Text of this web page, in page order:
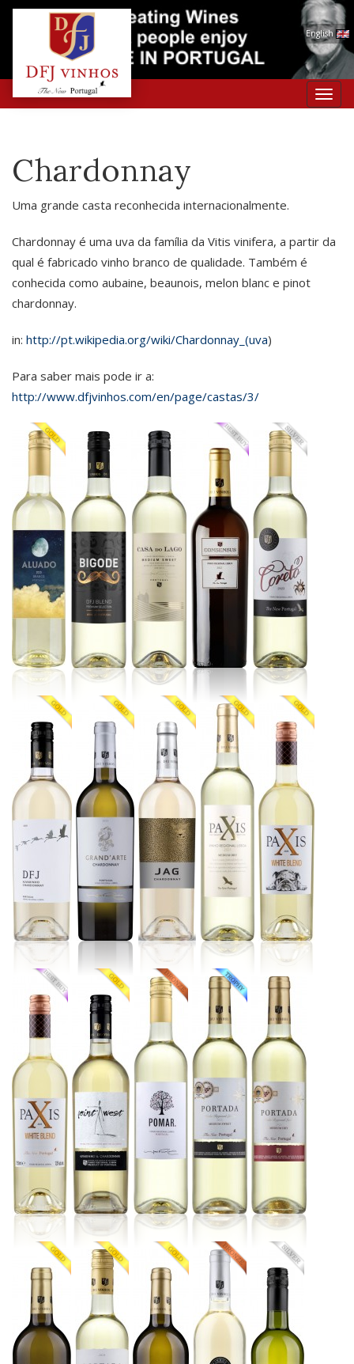
English
Chardonnay
Uma grande casta reconhecida internacionalmente.
Chardonnay é uma uva da família da Vitis vinifera, a partir da
qual é fabricado vinho branco de qualidade. Também é
conhecida como aubaine, beaunois, melon blanc e pinot
chardonnay.
in: http://pt.wikipedia.org/wiki/Chardonnay_(uva)
Para saber mais pode ir a:
http://www.dfjvinhos.com/en/page/castas/3/